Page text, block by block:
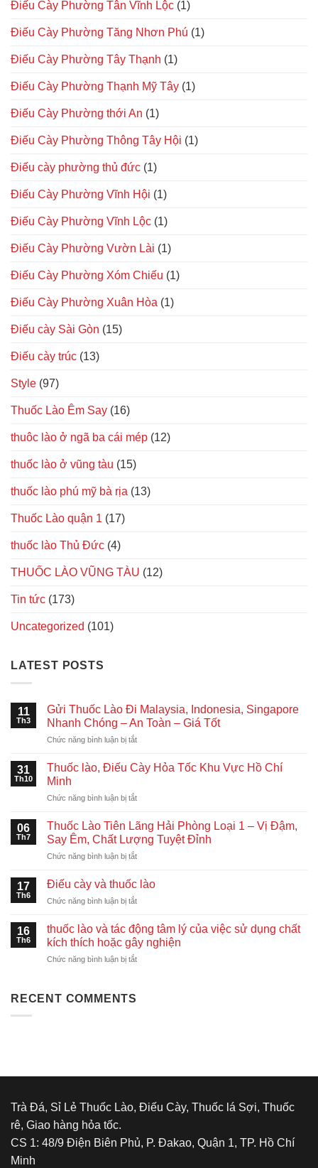
Điếu Cày Phường Tân Vĩnh Lộc (1)
Điếu Cày Phường Tăng Nhơn Phú (1)
Điếu Cày Phường Tây Thạnh (1)
Điếu Cày Phường Thạnh Mỹ Tây (1)
Điếu Cày Phường thới An (1)
Điếu Cày Phường Thông Tây Hội (1)
Điếu cày phường thủ đức (1)
Điếu Cày Phường Vĩnh Hội (1)
Điếu Cày Phường Vĩnh Lộc (1)
Điếu Cày Phường Vườn Lài (1)
Điếu Cày Phường Xóm Chiếu (1)
Điếu Cày Phường Xuân Hòa (1)
Điếu cày Sài Gòn (15)
Điếu cày trúc (13)
Style (97)
Thuốc Lào Êm Say (16)
thuôc lào ở ngã ba cái mép (12)
thuốc lào ở vũng tàu (15)
thuốc lào phú mỹ bà rịa (13)
Thuốc Lào quận 1 (17)
thuốc lào Thủ Đức (4)
THUỐC LÀO VŨNG TÀU (12)
Tin tức (173)
Uncategorized (101)
LATEST POSTS
11
Th3
Gửi Thuốc Lào Đi Malaysia, Indonesia, Singapore
Nhanh Chóng – An Toàn – Giá Tốt
Chức năng bình luận bị tắtở
Thuốc
Lào
Malaysia,
Singapore
Nhanh
Chóng
–
Toàn
31
Th10
Thuốc lào, Điếu Cày Hỏa Tốc Khu Vực Hồ Chí
Minh
Chức năng bình luận bị tắtở
lào,
Điếu
Cày
Hỏa
Khu
Hồ
Minh
06
Th7
Thuốc Lào Tiên Lãng Hải Phòng Loại 1 – Vị Đậm,
Say Êm, Chất Lượng Tuyệt Đỉnh
Chức năng bình luận bị tắtở
Lào
Lãng
Phòng
Loại
–
17
Th6
Điếu cày và thuốc lào
Chức năng bình luận bị tắtở
cày
và
thuốc
lào
16
Th6
thuốc lào và tác động tâm lý của việc sử dụng chất
kích thích hoặc gây nghiện
Chức năng bình luận bị tắtở
sử
chất
hoặc
RECENT COMMENTS
Trà Đá, Sỉ Lẻ Thuốc Lào, Điếu Cày, Thuốc lá Sợi, Thuốc
rê, Giao hàng hỏa tốc.
CS 1: 48/9 Điện Biên Phủ, P. Đakao, Quận 1, TP. Hồ Chí
Minh